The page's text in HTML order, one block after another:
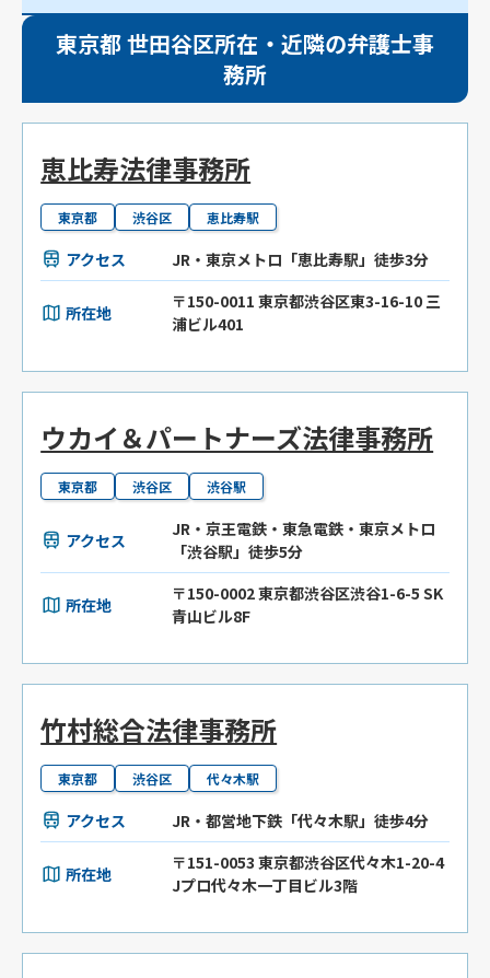
東京都 世田谷区所在・近隣の弁護士事
務所
恵比寿法律事務所
東京都 渋谷区 恵比寿駅
アクセス JR・東京メトロ「恵比寿駅」徒歩3分
所在地
〒150-0011 東京都渋谷区東3-16-10 三
浦ビル401
ウカイ＆パートナーズ法律事務所
東京都 渋谷区 渋谷駅
アクセス
JR・京王電鉄・東急電鉄・東京メトロ
「渋谷駅」徒歩5分
所在地
〒150-0002 東京都渋谷区渋谷1-6-5 SK
青山ビル8F
竹村総合法律事務所
東京都 渋谷区 代々木駅
アクセス JR・都営地下鉄「代々木駅」徒歩4分
所在地
〒151-0053 東京都渋谷区代々木1-20-4
Jプロ代々木一丁目ビル3階